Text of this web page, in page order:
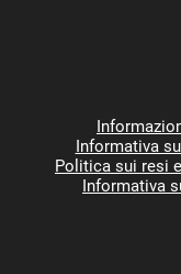
Informativa
Politica sui resi
Informativa